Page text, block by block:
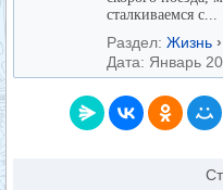
сталкиваемся с...
Раздел: Жизнь ›
Дата: Январь